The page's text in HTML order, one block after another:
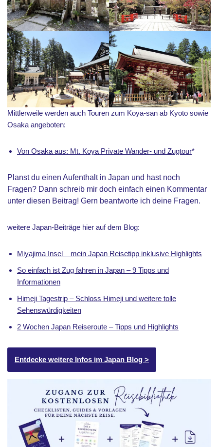
Mittlerweile werden auch Touren zum Koya-san ab Kyoto sowie
Osaka angeboten:
Von Osaka aus: Mt. Koya Private Wander- und Zugtour*
Planst du einen Aufenthalt in Japan und hast noch
Fragen? Dann schreib mir doch einfach einen Kommentar
unter diesen Beitrag! Gern beantworte ich deine Fragen.
weitere Japan-Beiträge hier auf dem Blog:
Miyajima Insel – mein Japan Reisetipp inklusive Highlights
So einfach ist Zug fahren in Japan – 9 Tipps und
Informationen
Himeji Tagestrip – Schloss Himeji und weitere tolle
Sehenswürdigkeiten
2 Wochen Japan Reiseroute – Tipps und Highlights
Entdecke weitere Infos im Japan Blog >